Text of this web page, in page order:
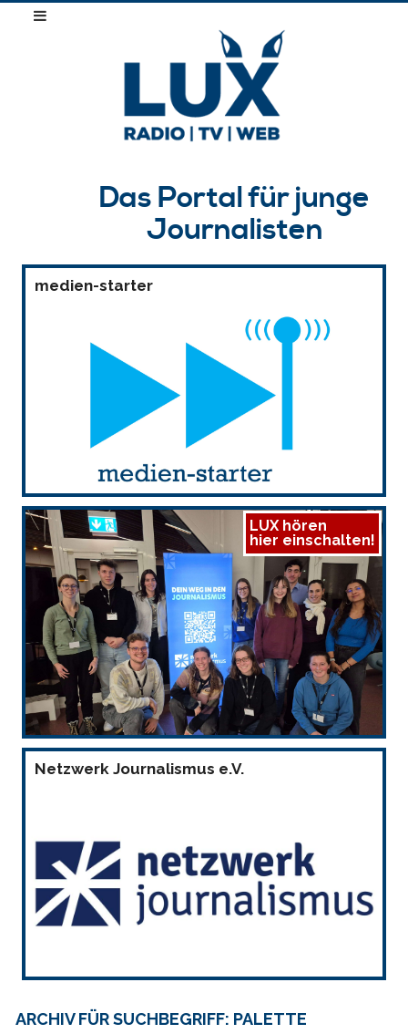
Das Portal für junge
Journalisten
medien-starter
LUX hören
hier einschalten!
Netzwerk Journalismus e.V.
ARCHIV FÜR SUCHBEGRIFF: PALETTE